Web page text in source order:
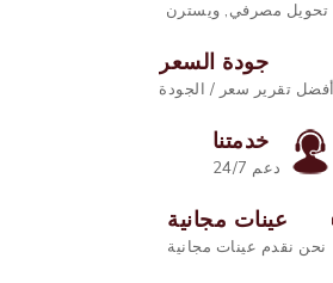
تحويل مصرفي, ويسترن
جودة السعر
أفضل تقرير سعر / الجودة
خدمتنا
دعم 24/7
عينات مجانية
نحن نقدم عينات مجانية